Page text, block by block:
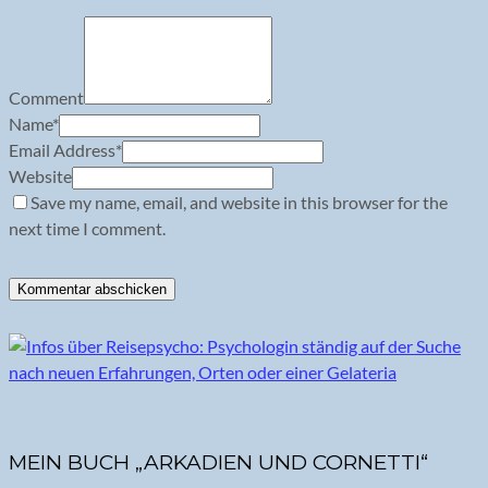
Comment
Name*
Email Address*
Website
Save my name, email, and website in this browser for the
next time I comment.
MEIN BUCH „ARKADIEN UND CORNETTI“